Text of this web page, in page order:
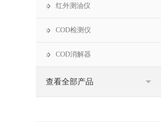
红外测油仪
COD检测仪
COD消解器
查看全部产品